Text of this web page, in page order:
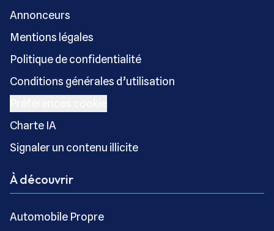
Annonceurs
Mentions légales
Politique de confidentialité
Conditions générales d’utilisation
Charte IA
Signaler un contenu illicite
À découvrir
Automobile Propre